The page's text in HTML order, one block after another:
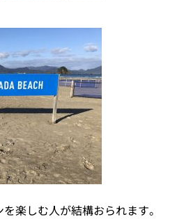
楽しむ人が結構おられます。